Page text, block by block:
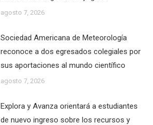
agosto 7, 2026
Sociedad Americana de Meteorología
reconoce a dos egresados colegiales por
sus aportaciones al mundo científico
agosto 7, 2026
Explora y Avanza orientará a estudiantes
de nuevo ingreso sobre los recursos y